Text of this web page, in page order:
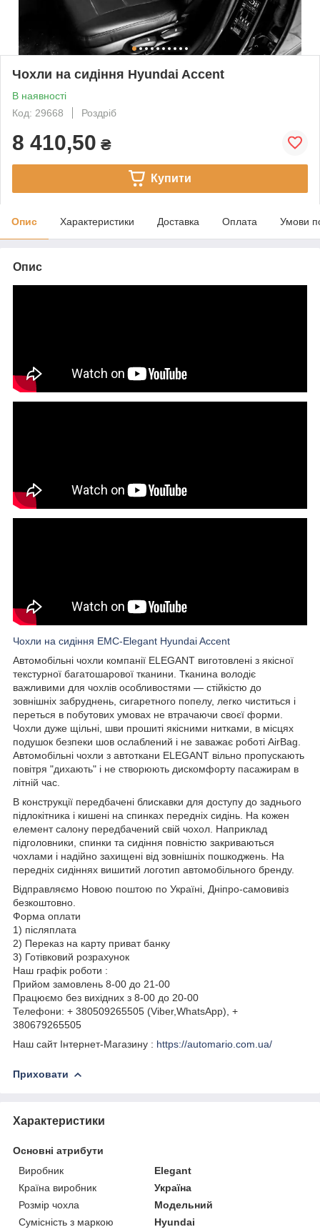
Чохли на сидіння Hyundai Accent
В наявності
Код: 29668
Роздріб
8 410,50 ₴
Купити
Опис Характеристики Доставка Оплата Умови
Опис
Чохли на сидіння EMC-Elegant Hyundai Accent
Автомобільні чохли компанії ELEGANT виготовлені з якісної
текстурної багатошарової тканини. Тканина володіє
важливими для чохлів особливостями — стійкістю до
зовнішніх забруднень, сигаретного попелу, легко чиститься і
переться в побутових умовах не втрачаючи своєї форми.
Чохли дуже щільні, шви прошиті якісними нитками, в місцях
подушок безпеки шов ослаблений і не заважає роботі AirBag.
Автомобільні чохли з автоткани ELEGANT вільно пропускають
повітря "дихають" і не створюють дискомфорту пасажирам в
літній час.
В конструкції передбачені блискавки для доступу до заднього
підлокітника і кишені на спинках передніх сидінь. На кожен
елемент салону передбачений свій чохол. Наприклад
підголовники, спинки та сидіння повністю закриваються
чохлами і надійно захищені від зовнішніх пошкоджень. На
передніх сидіннях вишитий логотип автомобільного бренду.
Відправляємо Новою поштою по Україні, Дніпро-самовивіз
безкоштовно.
Форма оплати
1) післяплата
2) Переказ на карту приват банку
3) Готівковий розрахунок
Наш графік роботи :
Прийом замовлень 8-00 до 21-00
Працюємо без вихідних з 8-00 до 20-00
Телефони: + 380509265505 (Viber,WhatsApp), +
380679265505
Наш сайт Інтернет-Магазину : https://automario.com.ua/
Приховати
Характеристики
Основні атрибути
Виробник
Elegant
Країна виробник
Україна
Розмір чохла
Модельний
Сумісність з маркою
Hyundai